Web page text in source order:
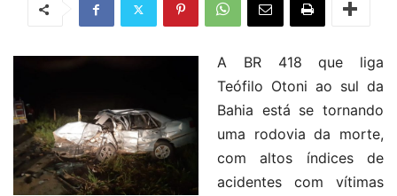
A BR 418 que liga
Teófilo Otoni ao sul da
Bahia está se tornando
uma rodovia da morte,
com altos índices de
acidentes com vítimas